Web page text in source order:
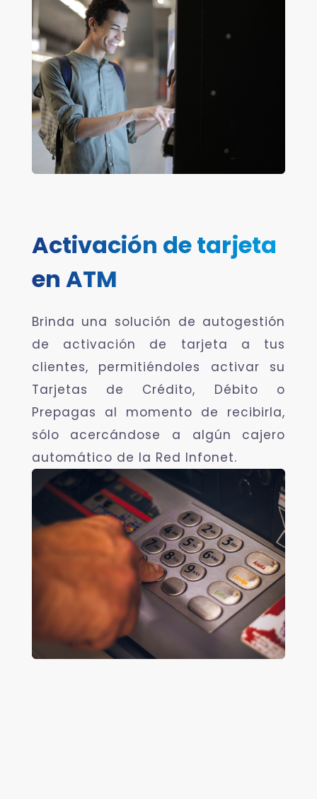
Activación de tarjeta
en ATM
Brinda una solución de autogestión
de activación de tarjeta a tus
clientes, permitiéndoles activar su
Tarjetas de Crédito, Débito o
Prepagas al momento de recibirla,
sólo acercándose a algún cajero
automático de la Red Infonet.